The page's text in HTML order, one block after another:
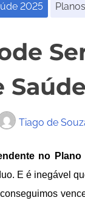
2025 Planos
Tiago de
no
E é inegável